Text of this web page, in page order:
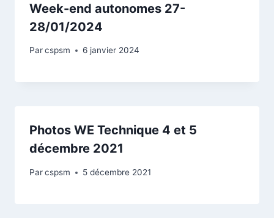
Week-end autonomes 27-
28/01/2024
Parcspsm 6 janvier 2024
Photos WE Technique 4 et 5
décembre 2021
Parcspsm 5 décembre 2021